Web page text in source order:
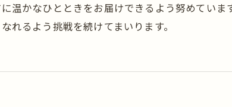
温かなひとときをお届けできるよう努めてい
れるよう挑戦を続けてまいります。